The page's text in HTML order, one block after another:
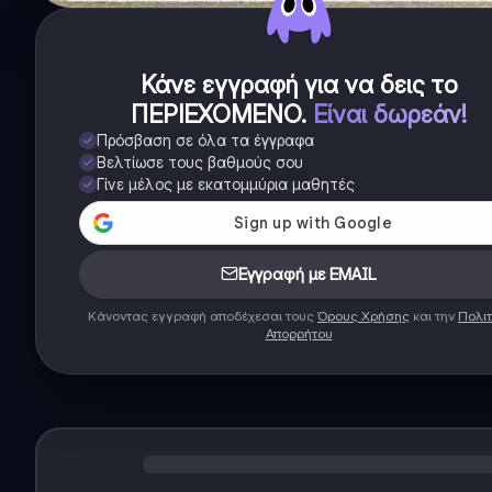
Κάνε εγγραφή για να δεις το
ΠΕΡΙΕΧΟΜΕΝΟ. Είναι δωρεάν!
Πρόσβαση σε όλα τα έγγραφα
Βελτίωσε τους βαθμούς σου
Γίνε μέλος με εκατομμύρια μαθητές
Εγγραφή με EMAIL
Κάνοντας εγγραφή αποδέχεσαι τους Όρους Χρήσης και την
Απορρήτου